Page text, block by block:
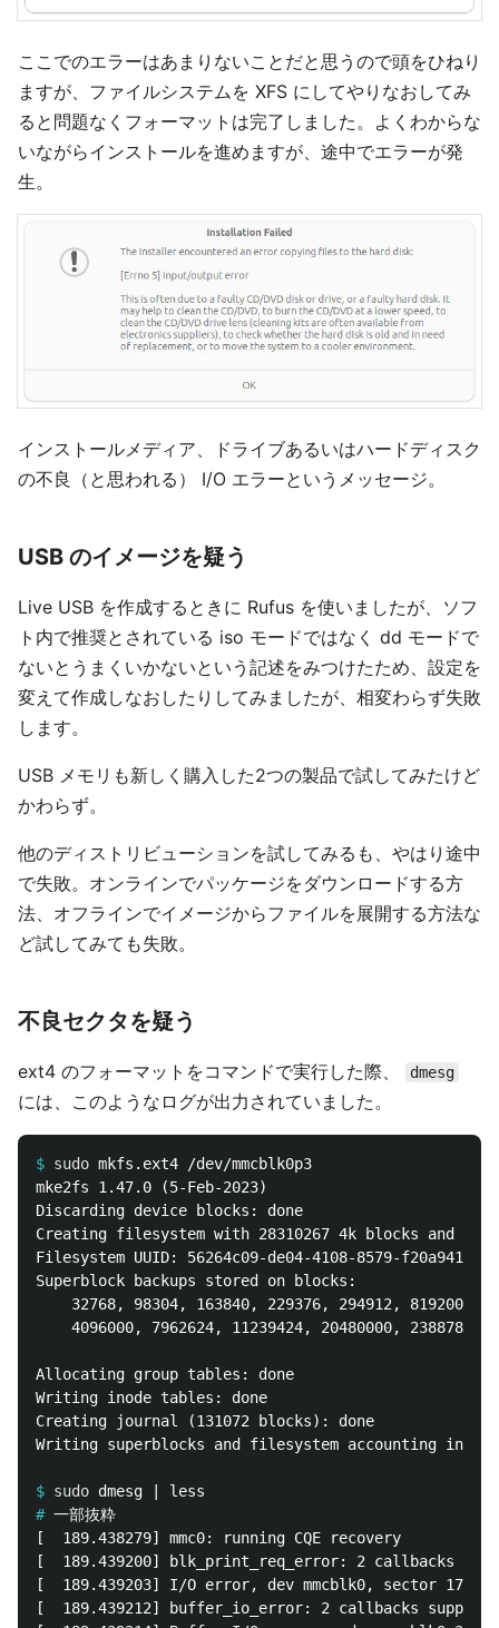
ここでのエラーはあまりないことだと思うので頭をひねり
ますが、ファイルシステムを XFS にしてやりなおしてみ
ると問題なくフォーマットは完了しました。よくわからな
いながらインストールを進めますが、途中でエラーが発
生。
インストールメディア、ドライブあるいはハードディスク
の不良（と思われる） I/O エラーというメッセージ。
USB のイメージを疑う
Live USB を作成するときに Rufus を使いましたが、ソフ
ト内で推奨とされている iso モードではなく dd モードで
ないとうまくいかないという記述をみつけたため、設定を
変えて作成しなおしたりしてみましたが、相変わらず失敗
します。
USB メモリも新しく購入した2つの製品で試してみたけど
かわらず。
他のディストリビューションを試してみるも、やはり途中
で失敗。オンラインでパッケージをダウンロードする方
法、オフラインでイメージからファイルを展開する方法な
ど試してみても失敗。
不良セクタを疑う
ext4 のフォーマットをコマンドで実行した際、 dmesg
には、このようなログが出力されていました。
$ sudo
mke2fs 1.47.0 (5-Feb-2023)
Discarding device blocks:
Creating filesystem with 28310267 4k blocks and
Filesystem UUID: 56264c09-de04-4108-8579-
Superblock backups stored on blocks:
Allocating group tables:
Writing inode tables:
Creating journal (131072 blocks): done
Writing superblocks and filesystem accounting
$ sudo
#
[  189.438279] mmc0: running CQE recovery
[  189.439200] blk_print_req_error: 2 callbacks
[  189.439203] I/O error, dev mmcblk0, sector
[  189.439212] buffer_io_error: 2 callbacks